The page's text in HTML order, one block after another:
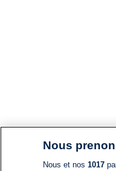
Nous
Nous et nos 1017